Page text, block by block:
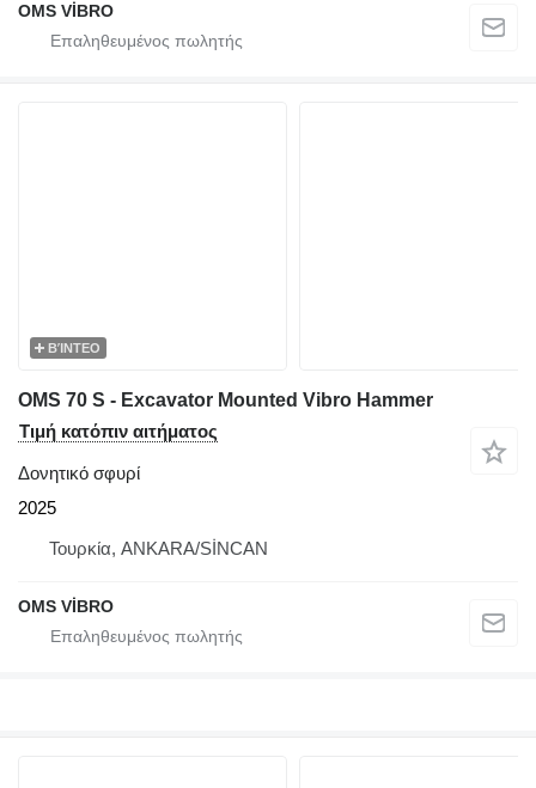
OMS VİBRO
ΒΊΝΤΕΟ
OMS 70 S - Excavator Mounted Vibro Hammer
Τιμή κατόπιν αιτήματος
Δονητικό σφυρί
2025
Τουρκία, ANKARA/SİNCAN
OMS VİBRO